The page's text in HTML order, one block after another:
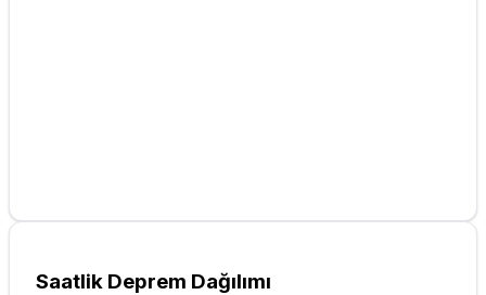
Saatlik Deprem Dağılımı